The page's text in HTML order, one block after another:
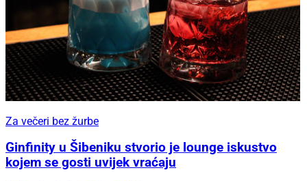
Za večeri bez žurbe
Ginfinity u Šibeniku stvorio je lounge iskustvo
kojem se gosti uvijek vraćaju